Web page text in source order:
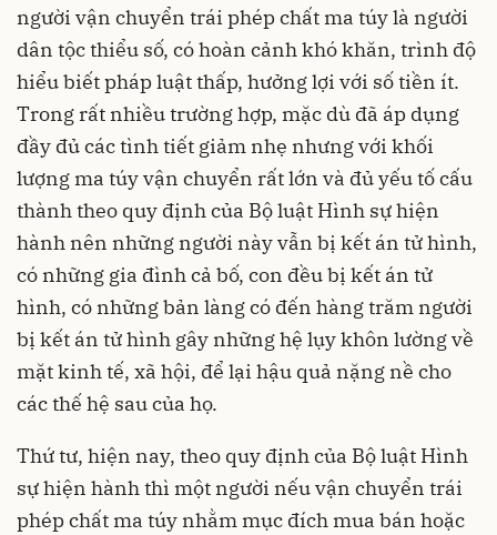
người vận chuyển trái phép chất ma túy là người
dân tộc thiểu số, có hoàn cảnh khó khăn, trình độ
hiểu biết pháp luật thấp, hưởng lợi với số tiền ít.
Trong rất nhiều trường hợp, mặc dù đã áp dụng
đầy đủ các tình tiết giảm nhẹ nhưng với khối
lượng ma túy vận chuyển rất lớn và đủ yếu tố cấu
thành theo quy định của Bộ luật Hình sự hiện
hành nên những người này vẫn bị kết án tử hình,
có những gia đình cả bố, con đều bị kết án tử
hình, có những bản làng có đến hàng trăm người
bị kết án tử hình gây những hệ lụy khôn lường về
mặt kinh tế, xã hội, để lại hậu quả nặng nề cho
các thế hệ sau của họ.
Thứ tư, hiện nay, theo quy định của Bộ luật Hình
sựhiện hành thì một người nếu vận chuyển trái
phép chất ma túy nhằm mục đích mua bán hoặc